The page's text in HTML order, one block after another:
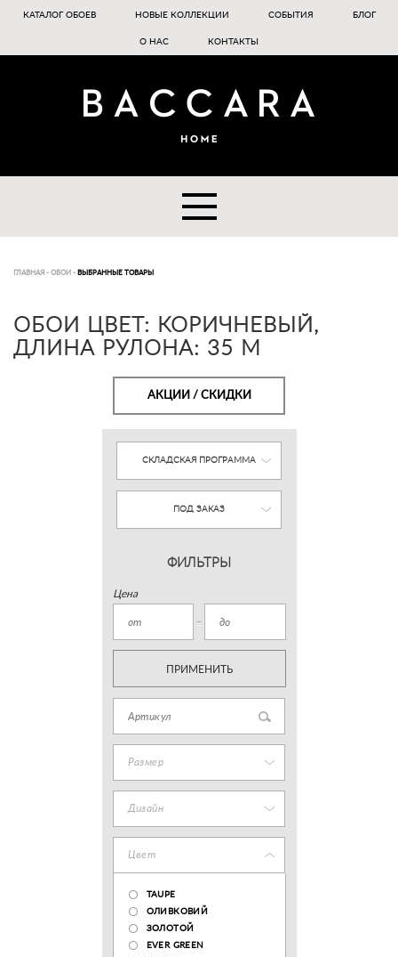
КАТАЛОГ ОБОЕВ НОВЫЕ КОЛЛЕКЦИИ СОБЫТИЯ БЛОГ
О НАС КОНТАКТЫ
ГЛАВНАЯ - ОБОИ - ВЫБРАННЫЕ ТОВАРЫ
ОБОИ ЦВЕТ: КОРИЧНЕВЫЙ,
ДЛИНА РУЛОНА: 35 М
АКЦИИ / СКИДКИ
СКЛАДСКАЯ ПРОГРАММА
ПОД ЗАКАЗ
ФИЛЬТРЫ
Цена
ПРИМЕНИТЬ
Размер
Дизайн
Цвет
TAUPE
ОЛИВКОВИЙ
ЗОЛОТОЙ
EVER GREEN